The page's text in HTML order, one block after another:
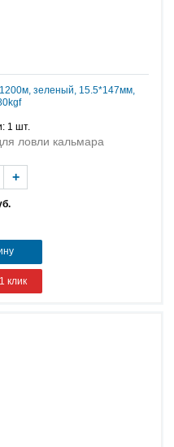
зеленый, 15.5*147мм,
1 шт.
ловли кальмара
+
клик